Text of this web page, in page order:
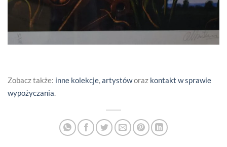
Zobacz także: inne kolekcje,artystóworaz kontakt w sprawie
wypożyczania.